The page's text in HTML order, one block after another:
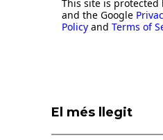
This site is protected
and the Google
Policy and Terms of
El més llegit